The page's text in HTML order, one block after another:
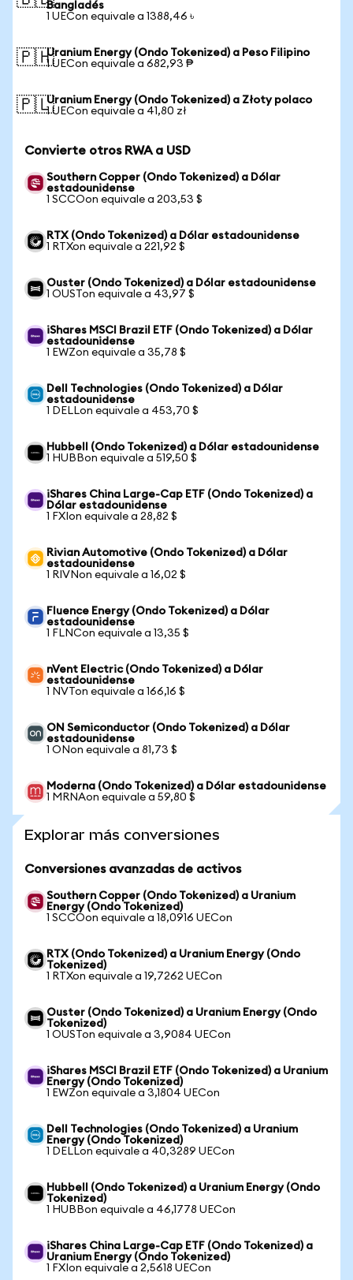
Bangladés
1 UECon equivale a 1388,46 ৳
🇵🇭Uranium Energy (Ondo Tokenized) a Peso Filipino
1 UECon equivale a 682,93 ₱
🇵🇱Uranium Energy (Ondo Tokenized) a Złoty polaco
1 UECon equivale a 41,80 zł
Convierte otros RWA a USD
Southern Copper (Ondo Tokenized) a Dólar
estadounidense
1 SCCOon equivale a 203,53 $
RTX (Ondo Tokenized) a Dólar estadounidense
1 RTXon equivale a 221,92 $
Ouster (Ondo Tokenized) a Dólar estadounidense
1 OUSTon equivale a 43,97 $
iShares MSCI Brazil ETF (Ondo Tokenized) a Dólar
estadounidense
1 EWZon equivale a 35,78 $
Dell Technologies (Ondo Tokenized) a Dólar
estadounidense
1 DELLon equivale a 453,70 $
Hubbell (Ondo Tokenized) a Dólar estadounidense
1 HUBBon equivale a 519,50 $
iShares China Large-Cap ETF (Ondo Tokenized) a
Dólar estadounidense
1 FXIon equivale a 28,82 $
Rivian Automotive (Ondo Tokenized) a Dólar
estadounidense
1 RIVNon equivale a 16,02 $
Fluence Energy (Ondo Tokenized) a Dólar
estadounidense
1 FLNCon equivale a 13,35 $
nVent Electric (Ondo Tokenized) a Dólar
estadounidense
1 NVTon equivale a 166,16 $
ON Semiconductor (Ondo Tokenized) a Dólar
estadounidense
1 ONon equivale a 81,73 $
Moderna (Ondo Tokenized) a Dólar estadounidense
1 MRNAon equivale a 59,80 $
Explorar más conversiones
Conversiones avanzadas de activos
Southern Copper (Ondo Tokenized) a Uranium
Energy (Ondo Tokenized)
1 SCCOon equivale a 18,0916 UECon
RTX (Ondo Tokenized) a Uranium Energy (Ondo
Tokenized)
1 RTXon equivale a 19,7262 UECon
Ouster (Ondo Tokenized) a Uranium Energy (Ondo
Tokenized)
1 OUSTon equivale a 3,9084 UECon
iShares MSCI Brazil ETF (Ondo Tokenized) a Uranium
Energy (Ondo Tokenized)
1 EWZon equivale a 3,1804 UECon
Dell Technologies (Ondo Tokenized) a Uranium
Energy (Ondo Tokenized)
1 DELLon equivale a 40,3289 UECon
Hubbell (Ondo Tokenized) a Uranium Energy (Ondo
Tokenized)
1 HUBBon equivale a 46,1778 UECon
iShares China Large-Cap ETF (Ondo Tokenized) a
Uranium Energy (Ondo Tokenized)
1 FXIon equivale a 2,5618 UECon